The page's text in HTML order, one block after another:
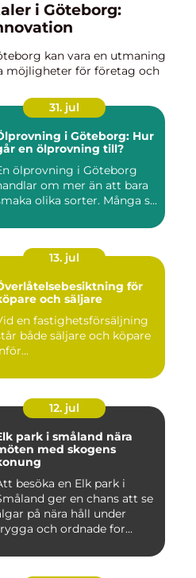
i Göteborg:
kan vara en utmaning
möjligheter för företag och
31. jul
i Göteborg: Hur
en ölprovning till?
ölprovning i Göteborg
om mer än att bara
olika sorter. Många s...
13. jul
för
och säljare
en fastighetsförsäljning
både säljare och köpare
12. jul
park i småland nära
med skogens
besöka en Elk park i
ger en chans att se
på nära håll under
och ordnade for...